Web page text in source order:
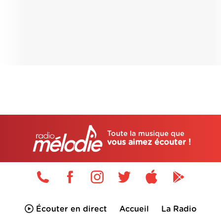
Toute la musique que
vous aimez écouter !
Écouter en direct Accueil La Radio